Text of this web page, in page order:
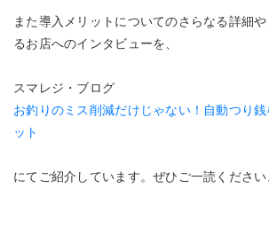
また導入メリットについてのさらなる詳細
るお店へのインタビューを、
スマレジ・ブログ
お釣りのミス削減だけじゃない！自動つり
ット
にてご紹介しています。ぜひご一読ください